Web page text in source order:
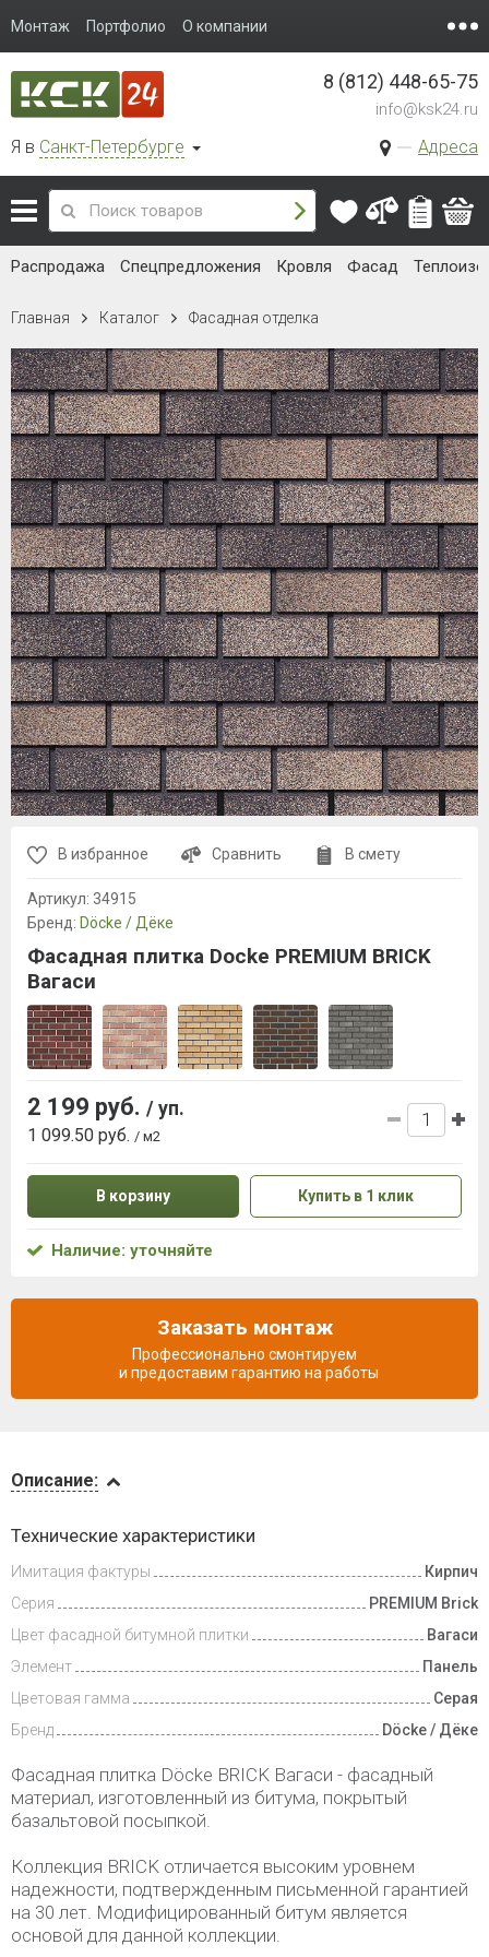
Монтаж Портфолио О компании
Я в Санкт-Петербурге Адреса
8 (812) 448-65-75
info@ksk24.ru
Распродажа Спецпредложения Кровля Фасад
Главная Каталог Фасадная отделка
и оплата
Описание:
Технические характеристики
Имитация фактуры
Кирпич
Серия
PREMIUM Brick
Цвет фасадной битумной плитки
Вагаси
Элемент
Панель
Цветовая гамма
Серая
Бренд
Döcke / Дёке
Фасадная плитка Döcke BRICK Вагаси - фасадный
материал, изготовленный из битума, покрытый
базальтовой посыпкой.
Коллекция BRICK отличается высоким уровнем
надежности, подтвержденным письменной гарантией
на 30 лет. Модифицированный битум является
основой для данной коллекции.
В избранное Сравнить В смету
Артикул: 34915
Бренд: Döcke / Дёке
Фасадная плитка Docke PREMIUM BRICK
Вагаси
2 199 руб. / уп.
1 099.50 руб. / м2
В корзину Купить в 1 клик
Наличие: уточняйте
Заказать монтаж
Профессионально смонтируем
и предоставим гарантию на работы